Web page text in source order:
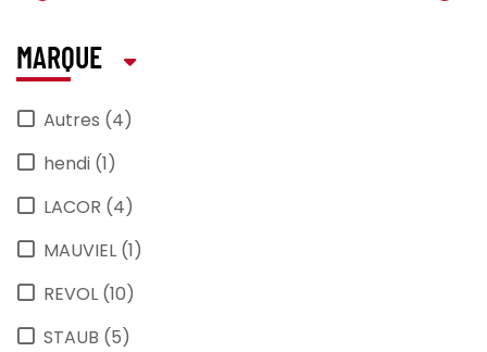
MARQUE
Autres (4)
hendi (1)
LACOR (4)
MAUVIEL (1)
REVOL (10)
STAUB (5)